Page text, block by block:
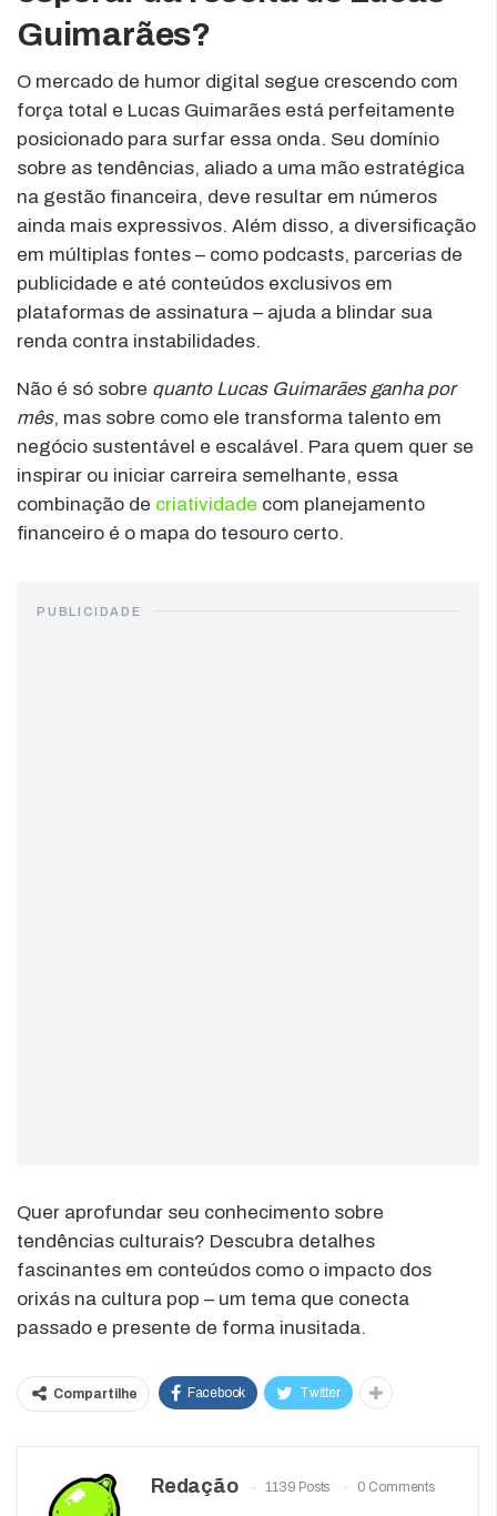
Guimarães?
O mercado de humor digital segue crescendo com
força total e Lucas Guimarães está perfeitamente
posicionado para surfar essa onda. Seu domínio
sobre as tendências, aliado a uma mão estratégica
na gestão financeira, deve resultar em números
ainda mais expressivos. Além disso, a diversificação
em múltiplas fontes – como podcasts, parcerias de
publicidade e até conteúdos exclusivos em
plataformas de assinatura – ajuda a blindar sua
renda contra instabilidades.
Não é só sobre quanto Lucas Guimarães ganha por
mês, mas sobre como ele transforma talento em
negócio sustentável e escalável. Para quem quer se
inspirar ou iniciar carreira semelhante, essa
combinação de criatividade com planejamento
financeiro é o mapa do tesouro certo.
PUBLICIDADE
Quer aprofundar seu conhecimento sobre
tendências culturais? Descubra detalhes
fascinantes em conteúdos como o impacto dos
orixás na cultura pop – um tema que conecta
passado e presente de forma inusitada.
Compartilhe Facebook Twitter
Redação 1139 Posts 0 Comments